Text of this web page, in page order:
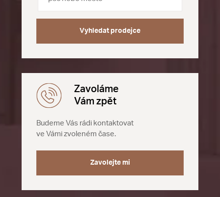
Vyhledat prodejce
Zavoláme
Vám zpět
Budeme Vás rádi kontaktovat
ve Vámi zvoleném čase.
Zavolejte mi